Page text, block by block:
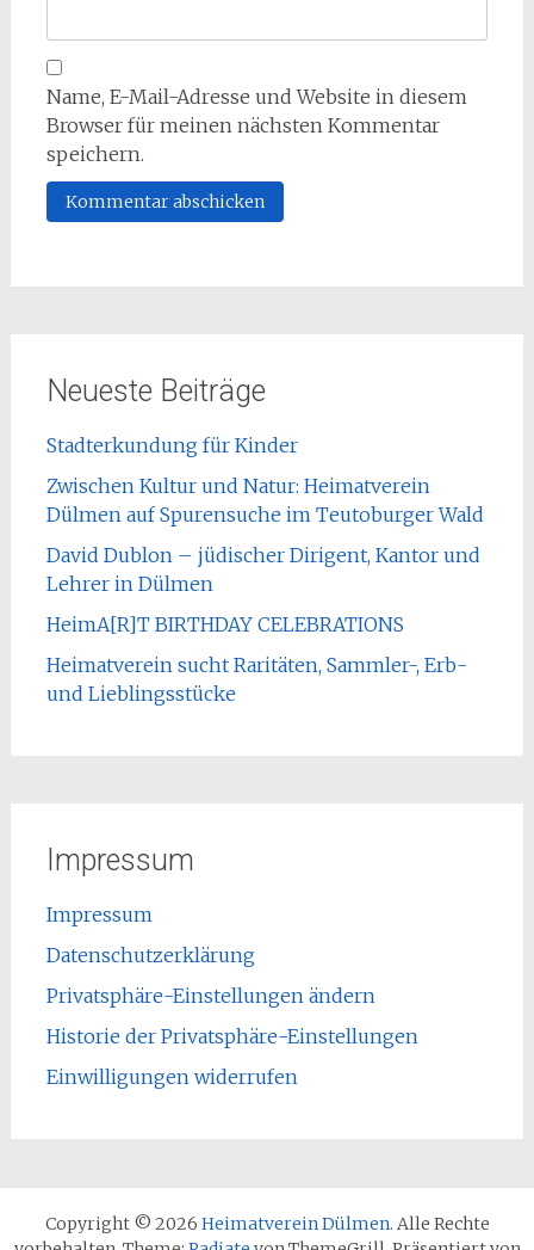
Name, E-Mail-Adresse und Website in diesem
Browser für meinen nächsten Kommentar
speichern.
Neueste Beiträge
Stadterkundung für Kinder
Zwischen Kultur und Natur: Heimatverein
Dülmen auf Spurensuche im Teutoburger Wald
David Dublon – jüdischer Dirigent, Kantor und
Lehrer in Dülmen
HeimA[R]T BIRTHDAY CELEBRATIONS
Heimatverein sucht Raritäten, Sammler-, Erb-
und Lieblingsstücke
Impressum
Impressum
Datenschutzerklärung
Privatsphäre-Einstellungen ändern
Historie der Privatsphäre-Einstellungen
Einwilligungen widerrufen
Copyright © 2026 Heimatverein Dülmen. Alle Rechte